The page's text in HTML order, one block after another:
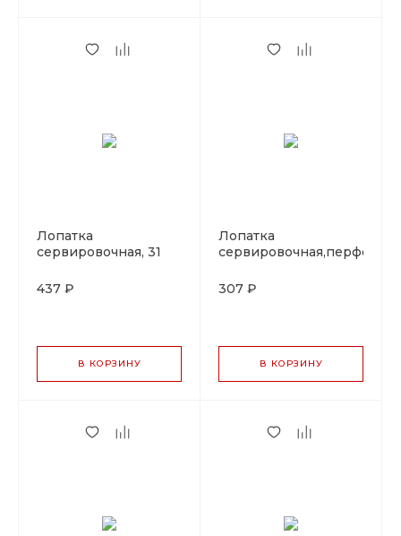
Лопатка
сервировочная, 31
PL Proff Cuisine
437 ₽
В КОРЗИНУ
Лопатка
Cuisine
307 ₽
В КОРЗИНУ